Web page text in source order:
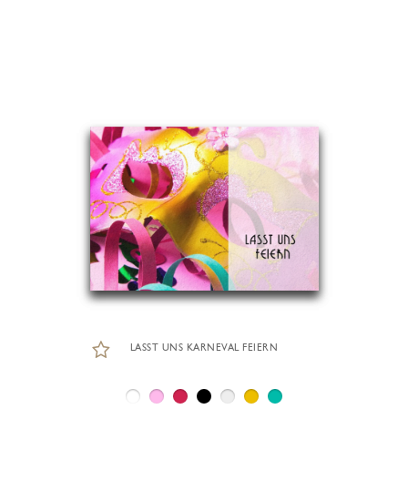
LASST UNS KARNEVAL FEIERN